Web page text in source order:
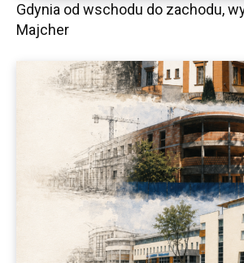
Gdynia od wschodu do zachodu,
Majcher